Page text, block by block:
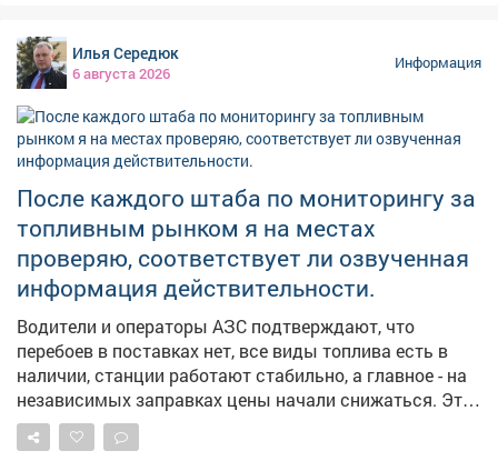
сухой; ➖Увидели радугу-ждите перемены погоды;
➖Муравьи поднимают входы в муравейники-к
затяжным дождям; ➖Солнце на закате багровое-к
жаркой погоде на следующий день; ➖А если в этот
день посеять укроп-по поверью, зиму проживёте без
простуд. 👀Давайте понаблюдаем, работают ли
Илья Середюк
6 августа 2026
Информация
После каждого штаба по мониторингу за
топливным рынком я на местах
проверяю, соответствует ли озвученная
информация действительности.
Водители и операторы АЗС подтверждают, что
перебоев в поставках нет, все виды топлива есть в
наличии, станции работают стабильно, а главное - на
независимых заправках цены начали снижаться. Это
хорошие новости. Но вопрос остается на контроле -
будем и дальше работать с оптовиками, розничными